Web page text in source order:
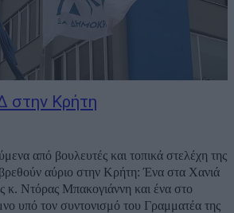
στην Κρήτη
από βουλευτές και τοπικά στελέχη της
αύριο στην Κρήτη: Ένα στα Χανιά
κ. Ντόρας Μπακογιάννη και ένα στο
υπό τον συντονισμό του Γραμματέα της